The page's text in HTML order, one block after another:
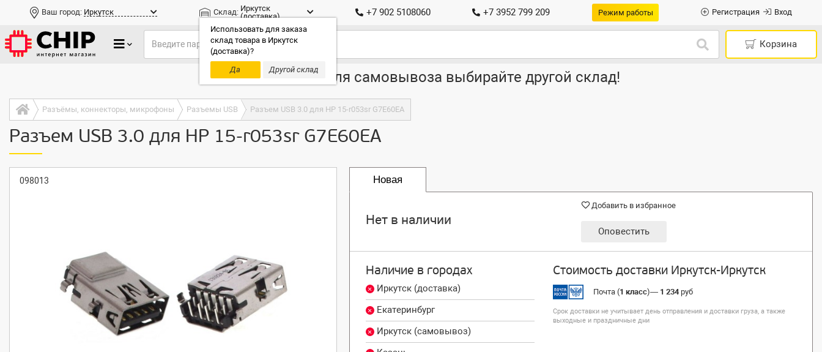
Ваш город: Иркутск Склад: Иркутск
(доставка)
Использовать для заказа
склад товара в Иркутск
(доставка)?
Да
Другой склад
+7 902 5108060 +7 3952 799 209 Режим работы Регистрация Вход
Корзина
Только доставка, для самовывоза выбирайте другой склад!
Разъёмы, коннекторы, микрофоны Разъемы USB Разъем USB 3.0 для HP 15-r053sr G7E60EA
Разъем USB 3.0 для HP 15-r053sr G7E60EA
098013 Новая
Нет в наличии
Добавить в избранное
Оповестить
Наличие в городах
Иркутск (доставка)
Екатеринбург
Иркутск (самовывоз)
Стоимость доставки Иркутск-Иркутск
Почта (1 класс)— 1 234руб
Срок доставки не учитывает день отправления и доставки груза, а также
выходные и праздничные дни